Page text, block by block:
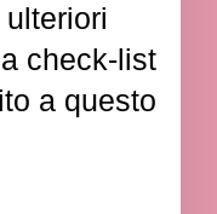
ulteriori
check-list
a questo